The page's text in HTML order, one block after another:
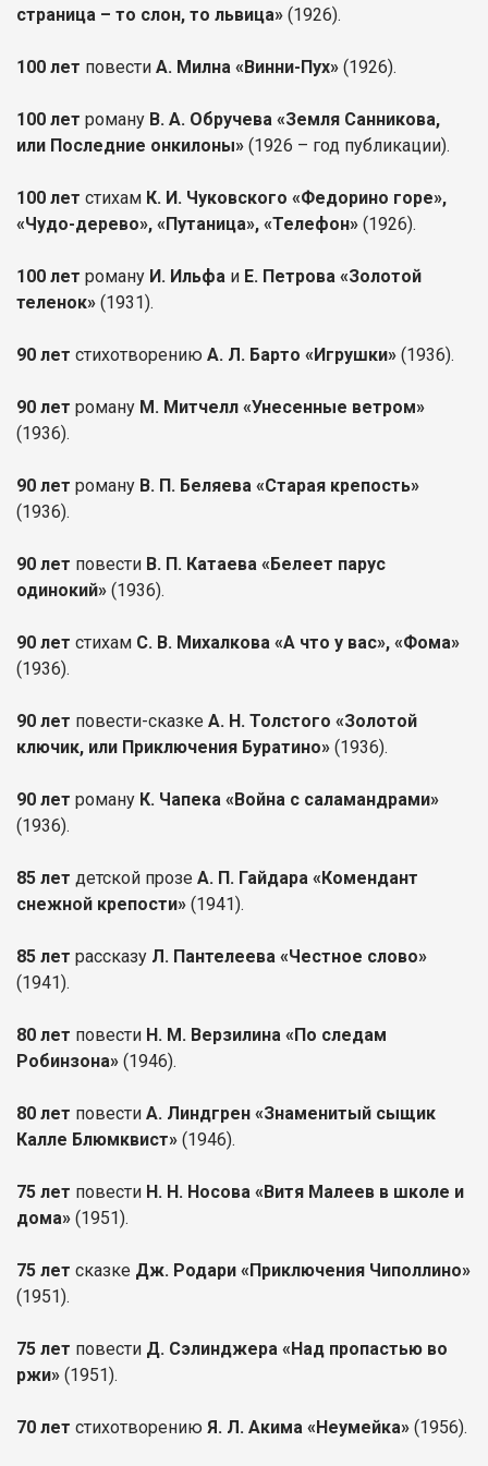
страница – то слон, то львица» (1926).
100 лет повести А. Милна «Винни-Пух» (1926).
100 лет роману В. А. Обручева «Земля Санникова,
или Последние онкилоны» (1926 – год публикации).
100 лет стихам К. И. Чуковского «Федорино горе»,
«Чудо-дерево», «Путаница», «Телефон» (1926).
100 лет роману И. Ильфа и Е. Петрова «Золотой
теленок» (1931).
90 лет стихотворению А. Л. Барто «Игрушки» (1936).
90 лет роману М. Митчелл «Унесенные ветром»
(1936).
90 лет роману В. П. Беляева «Старая крепость»
(1936).
90 лет повести В. П. Катаева «Белеет парус
одинокий» (1936).
90 лет стихам С. В. Михалкова «А что у вас», «Фома»
(1936).
90 лет повести-сказке А. Н. Толстого «Золотой
ключик, или Приключения Буратино» (1936).
90 лет роману К. Чапека «Война с саламандрами»
(1936).
85 лет детской прозе А. П. Гайдара «Комендант
снежной крепости» (1941).
85 лет рассказу Л. Пантелеева «Честное слово»
(1941).
80 лет повести Н. М. Верзилина «По следам
Робинзона» (1946).
80 лет повести А. Линдгрен «Знаменитый сыщик
Калле Блюмквист» (1946).
75 лет повести Н. Н. Носова «Витя Малеев в школе и
дома» (1951).
75 лет сказке Дж. Родари «Приключения Чиполлино»
(1951).
75 лет повести Д. Сэлинджера «Над пропастью во
ржи» (1951).
70 лет стихотворению Я. Л. Акима «Неумейка» (1956).